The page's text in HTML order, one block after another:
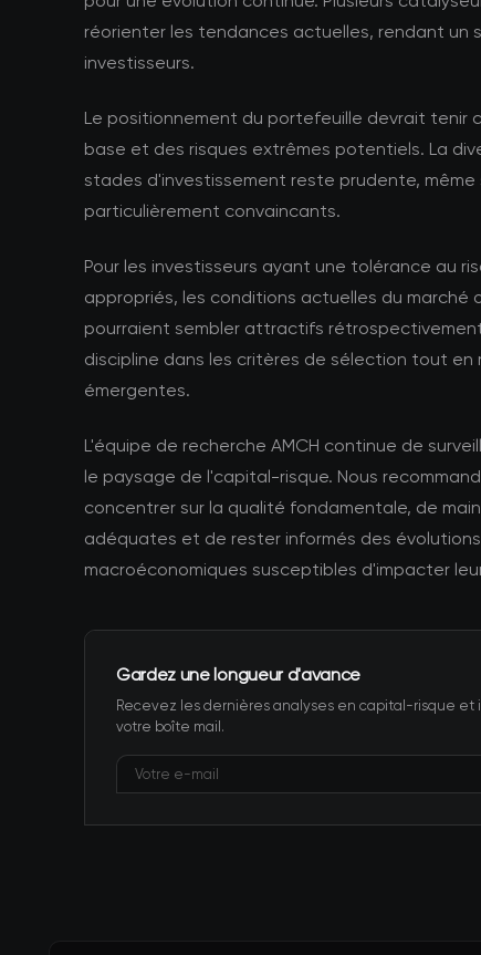
réorienter les tendances actuelles, rendant un
investisseurs.
Le positionnement du portefeuille devrait tenir
base et des risques extrêmes potentiels. La
stades d'investissement reste prudente,
particulièrement convaincants.
Pour les investisseurs ayant une tolérance au
appropriés, les conditions actuelles du
pourraient sembler attractifs
discipline dans les critères de sélection tout
émergentes.
L'équipe de recherche AMCH continue de
le paysage de l'capital-risque. Nous
concentrer sur la qualité fondamentale, de
adéquates et de rester informés des
macroéconomiques susceptibles d'impacter
Gardez une longueur d'avance
Recevez les dernières analyses en capital-risque
votre boîte mail.